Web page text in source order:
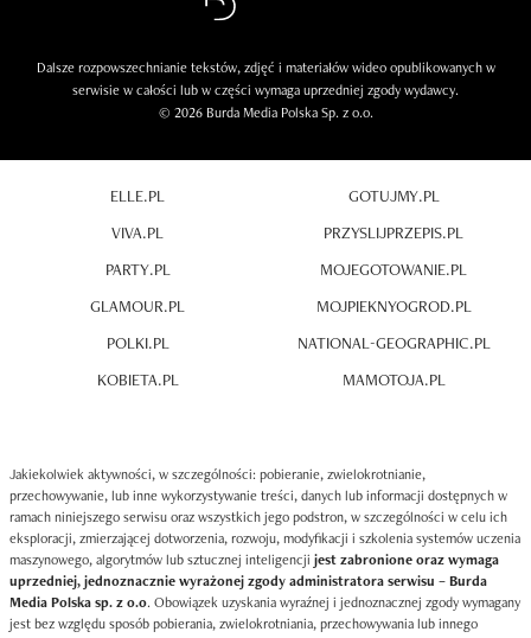
Dalsze rozpowszechnianie tekstów, zdjęć i materiałów wideo opublikowanych w
serwisie w całości lub w części wymaga uprzedniej zgody wydawcy.
© 2026 Burda Media Polska Sp. z o.o.
ELLE.PL
VIVA.PL
PARTY.PL
GLAMOUR.PL
POLKI.PL
KOBIETA.PL
GOTUJMY.PL
PRZYSLIJPRZEPIS.PL
MOJEGOTOWANIE.PL
MOJPIEKNYOGROD.PL
NATIONAL-GEOGRAPHIC.PL
MAMOTOJA.PL
Jakiekolwiek aktywności, w szczególności: pobieranie, zwielokrotnianie,
przechowywanie, lub inne wykorzystywanie treści, danych lub informacji dostępnych w
ramach niniejszego serwisu oraz wszystkich jego podstron, w szczególności w celu ich
eksploracji, zmierzającej dotworzenia, rozwoju, modyfikacji i szkolenia systemów uczenia
maszynowego, algorytmów lub sztucznej inteligencji jest zabronione oraz wymaga
uprzedniej, jednoznacznie wyrażonej zgody administratora serwisu – Burda
Media Polska sp. z o.o. Obowiązek uzyskania wyraźnej i jednoznacznej zgody wymagany
jest bez względu sposób pobierania, zwielokrotniania, przechowywania lub innego